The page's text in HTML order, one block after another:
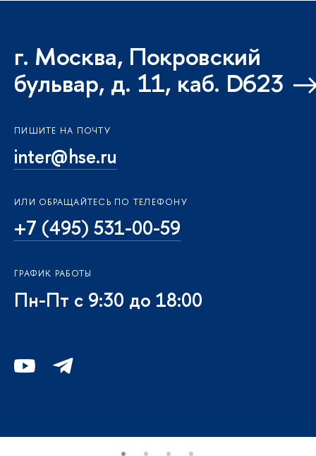
г. Москва, Покровский
бульвар, д. 11, каб. D623
ПИШИТЕ НА ПОЧТУ
inter@hse.ru
ИЛИ ОБРАЩАЙТЕСЬ ПО ТЕЛЕФОНУ
+7 (495) 531-00-59
ГРАФИК РАБОТЫ
Пн-Пт с 9:30 до 18:00